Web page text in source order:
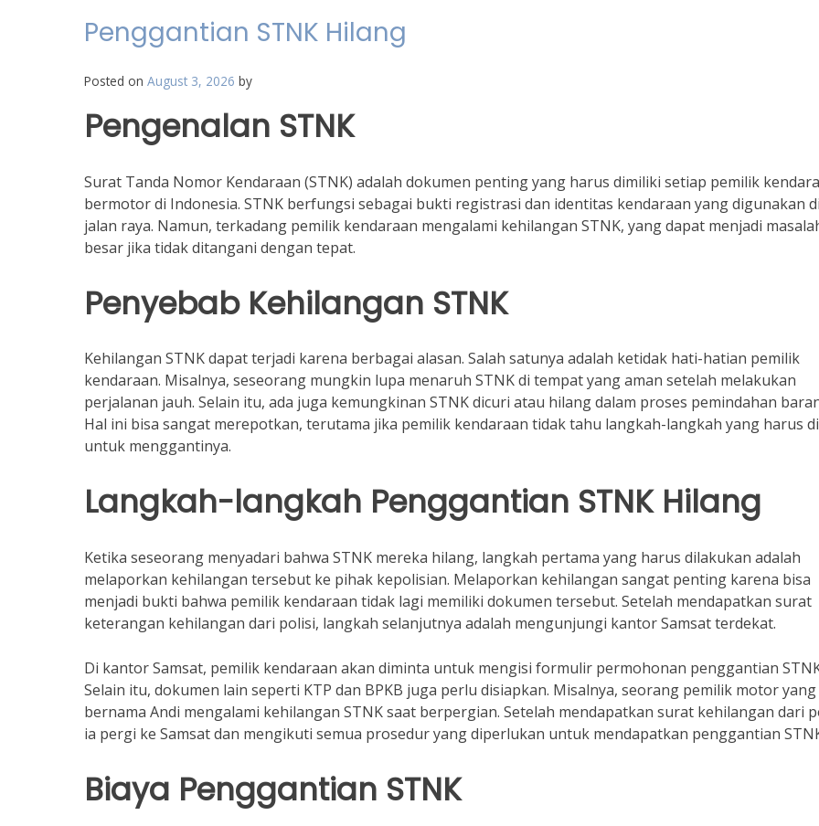
Penggantian STNK Hilang
Posted on August 3, 2026 by
Pengenalan STNK
Surat Tanda Nomor Kendaraan (STNK) adalah dokumen penting yang harus dimiliki setiap pemilik
bermotor di Indonesia. STNK berfungsi sebagai bukti registrasi dan identitas kendaraan yang digunakan di
jalan raya. Namun, terkadang pemilik kendaraan mengalami kehilangan STNK, yang dapat menjadi
besar jika tidak ditangani dengan tepat.
Penyebab Kehilangan STNK
Kehilangan STNK dapat terjadi karena berbagai alasan. Salah satunya adalah ketidak hati-hatian pemilik
kendaraan. Misalnya, seseorang mungkin lupa menaruh STNK di tempat yang aman setelah melakukan
perjalanan jauh. Selain itu, ada juga kemungkinan STNK dicuri atau hilang dalam proses pemindahan
Hal ini bisa sangat merepotkan, terutama jika pemilik kendaraan tidak tahu langkah-langkah yang harus
untuk menggantinya.
Langkah-langkah Penggantian STNK Hilang
Ketika seseorang menyadari bahwa STNK mereka hilang, langkah pertama yang harus dilakukan adalah
melaporkan kehilangan tersebut ke pihak kepolisian. Melaporkan kehilangan sangat penting karena bisa
menjadi bukti bahwa pemilik kendaraan tidak lagi memiliki dokumen tersebut. Setelah mendapatkan surat
keterangan kehilangan dari polisi, langkah selanjutnya adalah mengunjungi kantor Samsat terdekat.
Di kantor Samsat, pemilik kendaraan akan diminta untuk mengisi formulir permohonan penggantian
Selain itu, dokumen lain seperti KTP dan BPKB juga perlu disiapkan. Misalnya, seorang pemilik motor yang
bernama Andi mengalami kehilangan STNK saat berpergian. Setelah mendapatkan surat kehilangan dari
ia pergi ke Samsat dan mengikuti semua prosedur yang diperlukan untuk mendapatkan penggantian
Biaya Penggantian STNK